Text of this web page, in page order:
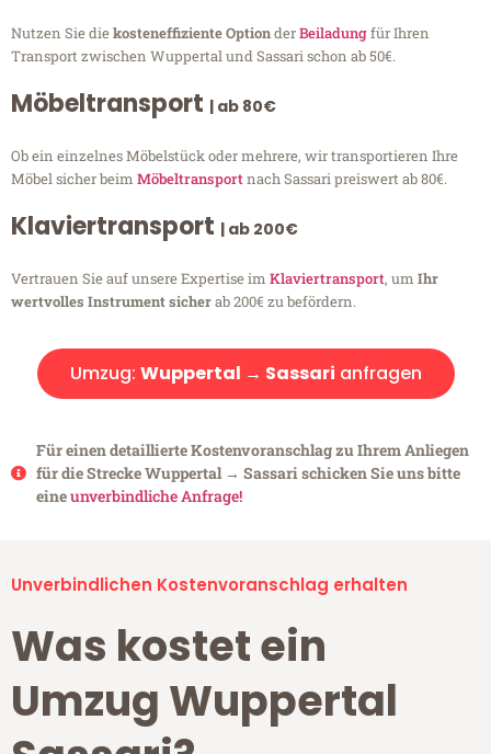
Nutzen Sie diekosteneffiziente OptionderBeiladungfür Ihren
Transport zwischen Wuppertal und Sassari schon ab 50€.
Möbeltransport | ab 80€
Ob ein einzelnes Möbelstück oder mehrere, wir transportieren Ihre
Möbel sicher beim Möbeltransportnach Sassari preiswert ab 80€.
Klaviertransport | ab 200€
Vertrauen Sie auf unsere Expertise im Klaviertransport, um Ihr
wertvolles Instrument sicherab 200€ zu befördern.
Umzug: Wuppertal → Sassari anfragen
Für einen detaillierte Kostenvoranschlag zu Ihrem Anliegen
für die Strecke Wuppertal → Sassari schicken Sie uns bitte
eineunverbindliche Anfrage!
Unverbindlichen Kostenvoranschlag erhalten
Was kostet ein
Umzug Wuppertal